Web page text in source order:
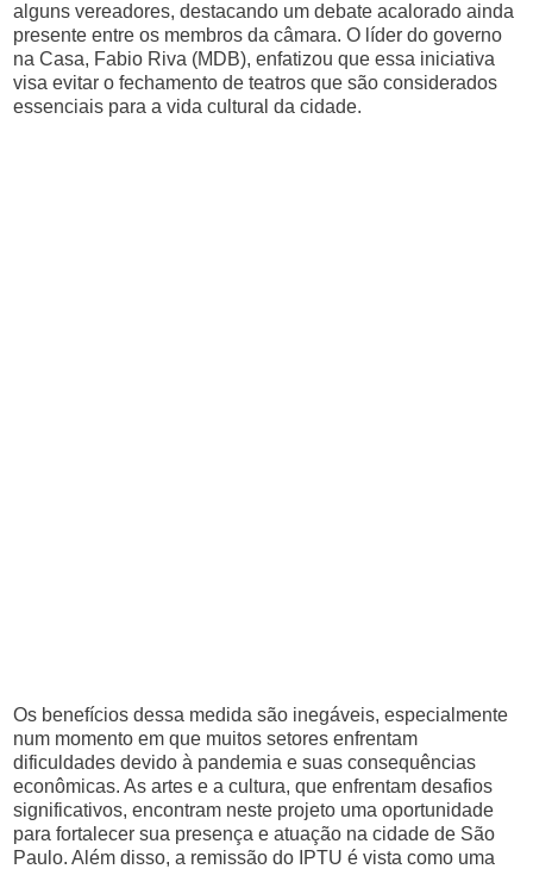
alguns vereadores, destacando um debate acalorado ainda
presente entre os membros da câmara. O líder do governo
na Casa, Fabio Riva (MDB), enfatizou que essa iniciativa
visa evitar o fechamento de teatros que são considerados
essenciais para a vida cultural da cidade.
Os benefícios dessa medida são inegáveis, especialmente
num momento em que muitos setores enfrentam
dificuldades devido à pandemia e suas consequências
econômicas. As artes e a cultura, que enfrentam desafios
significativos, encontram neste projeto uma oportunidade
para fortalecer sua presença e atuação na cidade de São
Paulo. Além disso, a remissão do IPTU é vista como uma